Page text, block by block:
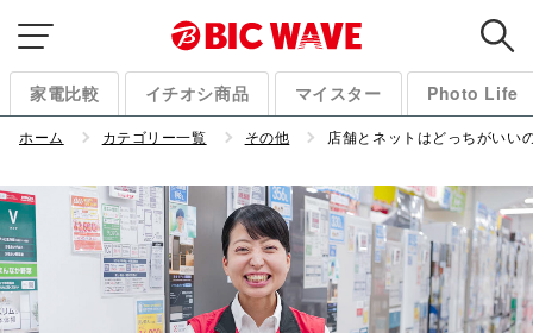
家電比較 イチオシ商品 マイスター Photo Life
ホーム カテゴリー一覧 その他 店舗とネットはどっちがいい